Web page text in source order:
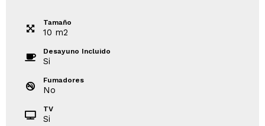
Tamaño
10 m2
Desayuno Incluido
Si
Fumadores
No
TV
Si